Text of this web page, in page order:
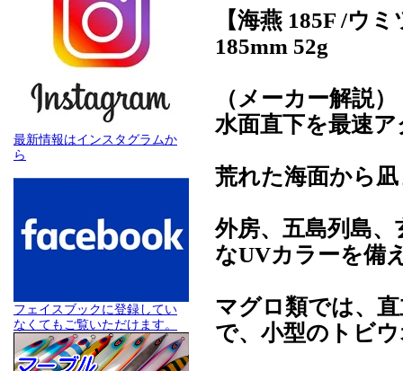
最新情報はインスタグラムか
ら
フェイスブックに登録してい
なくてもご覧いただけます。
【海燕 185F /ウ
185mm 52g
（メーカー解説）
水面直下を最速
荒れた海面から
外房、五島列島
なUVカラーを備
マグロ類では、
で、小型のトビ